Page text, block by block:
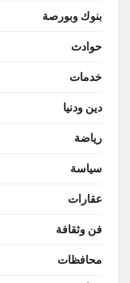
بنوك وبورصة
حوادث
خدمات
دين ودنيا
رياضة
سياسة
عقارات
فن وثقافة
محافظات